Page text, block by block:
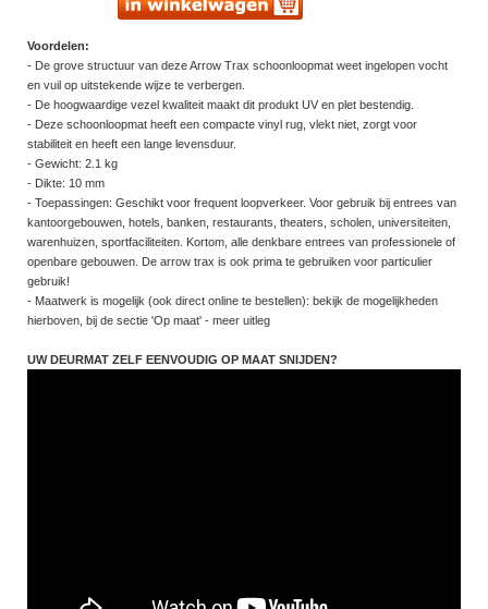
Voordelen:
- De grove structuur van deze Arrow Trax schoonloopmat weet ingelopen vocht
en vuil op uitstekende wijze te verbergen.
- De hoogwaardige vezel kwaliteit maakt dit produkt UV en plet bestendig.
- Deze schoonloopmat heeft een compacte vinyl rug, vlekt niet, zorgt voor
stabiliteit en heeft een lange levensduur.
- Gewicht: 2.1 kg
- Dikte: 10 mm
- Toepassingen: Geschikt voor frequent loopverkeer. Voor gebruik bij entrees van
kantoorgebouwen, hotels, banken, restaurants, theaters, scholen, universiteiten,
warenhuizen, sportfaciliteiten. Kortom, alle denkbare entrees van professionele of
openbare gebouwen. De arrow trax is ook prima te gebruiken voor particulier
gebruik!
- Maatwerk is mogelijk (ook direct online te bestellen): bekijk de mogelijkheden
hierboven, bij de sectie 'Op maat' - meer uitleg
UW DEURMAT ZELF EENVOUDIG OP MAAT SNIJDEN?